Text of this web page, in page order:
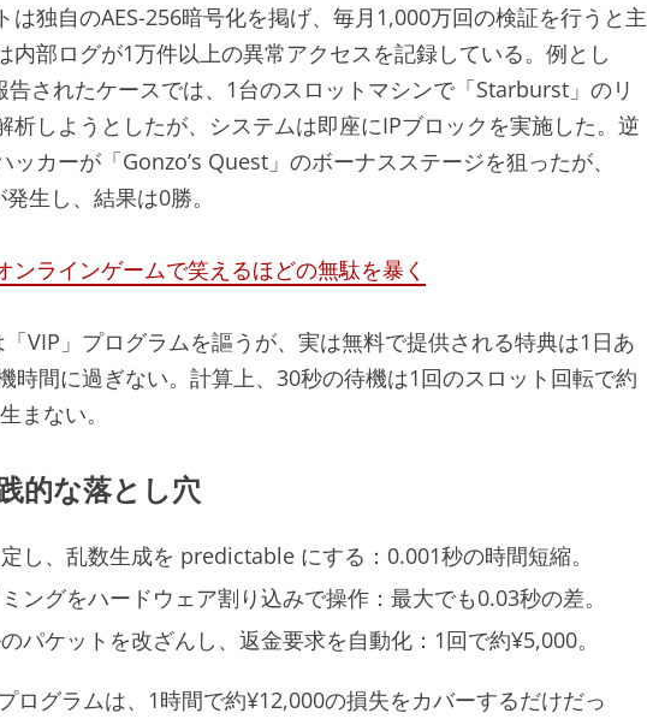
は独自のAES-256暗号化を掲げ、毎月1,000万回の検証を行うと主
内部ログが1万件以上の異常アクセスを記録している。例とし
告されたケースでは、1台のスロットマシンで「Starburst」のリ
析しようとしたが、システムは即座にIPブロックを実施した。逆
ッカーが「Gonzo’s Quest」のボーナスステージを狙ったが、
生し、結果は0勝。
ンラインゲームで笑えるほどの無駄を暴く
VIP」プログラムを謳うが、実は無料で提供される特典は1日あ
時間に過ぎない。計算上、30秒の待機は1回のスロット回転で約
まない。
的な落とし穴
し、乱数生成を predictable にする：0.001秒の時間短縮。
ングをハードウェア割り込みで操作：最大でも0.03秒の差。
パケットを改ざんし、返金要求を自動化：1回で約¥5,000。
ログラムは、1時間で約¥12,000の損失をカバーするだけだっ